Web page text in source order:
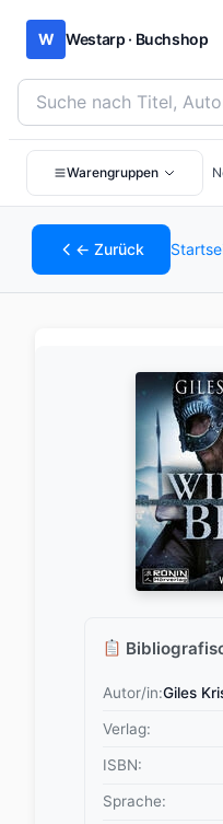
W Westarp · Buchshop
Bücher suchen nach Titel,
Warengruppen
← Zurück
Autor/in:Giles
Verlag:
ISBN:
Sprache: